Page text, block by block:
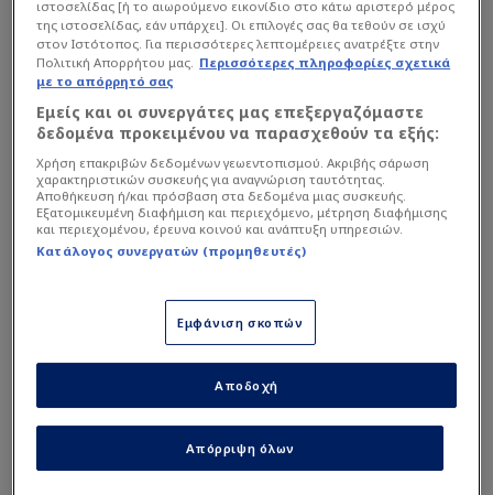
Το πλάνο περιλαμβάνει 4 έως 6 στοχευμένες,
«ενδεκαδάτες» μεταγραφές με σκοπό την
ποιοτική αναβάθμιση του κορμού πριν από τα
προκριματικά του Conference League.
Διαβάστε επίσης...
Το περίεργο που συμβαίνει
προπονητή του ΠΑΟ
Υπάρχουν κάποιοι όροι στο
συμβόλαιο του Νέστρουπ
(BINTEO)
ιστοσελίδας [ή το αιωρούμενο εικονίδιο στο κάτω αριστερό μέρος
της ιστοσελίδας, εάν υπάρχει]. Οι επιλογές σας θα τεθούν σε ισχύ
στον Ιστότοπος. Για περισσότερες λεπτομέρειες ανατρέξτε στην
Πολιτική Απορρήτου μας. Περισσότερες πληροφορίες σχετικά
με το απόρρητό σας
Εμείς και οι συνεργάτες μας επεξεργαζόμαστε
δεδομένα προκειμένου να παρασχεθούν τα εξής:
Χρήση επακριβών δεδομένων γεωεντοπισμού. Ακριβής σάρωση
χαρακτηριστικών συσκευής για αναγνώριση ταυτότητας.
Αποθήκευση ή/και πρόσβαση στα δεδομένα μιας συσκευής.
Εξατομικευμένη διαφήμιση και περιεχόμενο, μέτρηση διαφήμισης
και περιεχομένου, έρευνα κοινού και ανάπτυξη υπηρεσιών.
Κατάλογος συνεργατών (προμηθευτές)
Εμφάνιση σκοπών
Απόρριψη όλων
Αποδοχή